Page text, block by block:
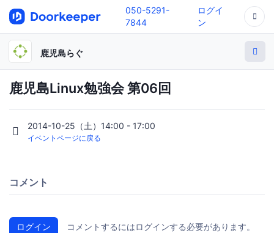
050-5291-
7844
ログイ
ン
鹿児島らぐ
鹿児島Linux勉強会 第06回
2014-10-25（土）14:00 - 17:00
イベントページに戻る
コメント
ログイン コメントするにはログインする必要があります。